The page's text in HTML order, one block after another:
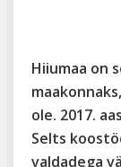
Hiiumaa on
ole. 2017.
Selts
valdadega